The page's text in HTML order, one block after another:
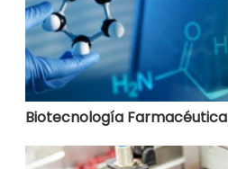
Biotecnología Farmacéutica